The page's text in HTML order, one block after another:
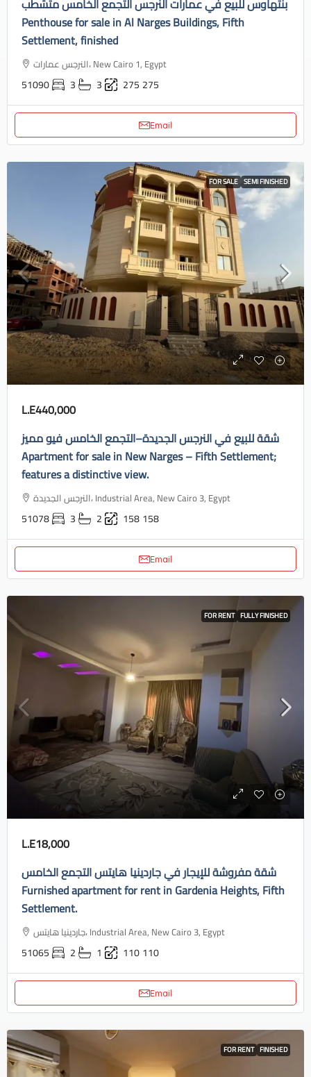
بنتهاوس للبيع في عمارات النرجس التجمع الخامس متشطب
Penthouse for sale in Al Narges Buildings, Fifth
Settlement, finished
النرجس عمارات، New Cairo 1, Egypt
51090 3 3 275 275
Email
FOR SALE SEMI FINISHED
L.E440,000
شقة للبيع في النرجس الجديدة–التجمع الخامس فيو مميز
Apartment for sale in New Narges – Fifth Settlement;
features a distinctive view.
النرجس الجديدة، Industrial Area, New Cairo 3, Egypt
51078 3 2 158158
Email
FOR RENT FULLY FINISHED
L.E18,000
شقة مفروشة للإيجار في جاردينيا هايتس التجمع الخامس
Furnished apartment for rent in Gardenia Heights, Fifth
Settlement.
جاردينيا هايتس، Industrial Area, New Cairo 3, Egypt
51065 2 1 110110
Email
FOR RENT FINISHED